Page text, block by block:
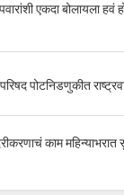
एकदा बोलायला हवं
पोटनिडणुकीत
काम महिन्याभरात